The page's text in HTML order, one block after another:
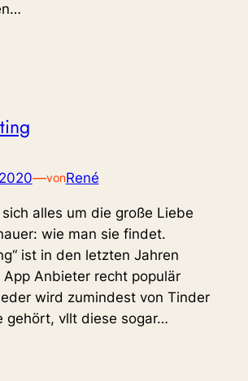
—vonRené
alles um die große Liebe
wie man sie findet.
ist in den letzten Jahren
Anbieter recht populär
wird zumindest von Tinder
gehört, vllt diese sogar…